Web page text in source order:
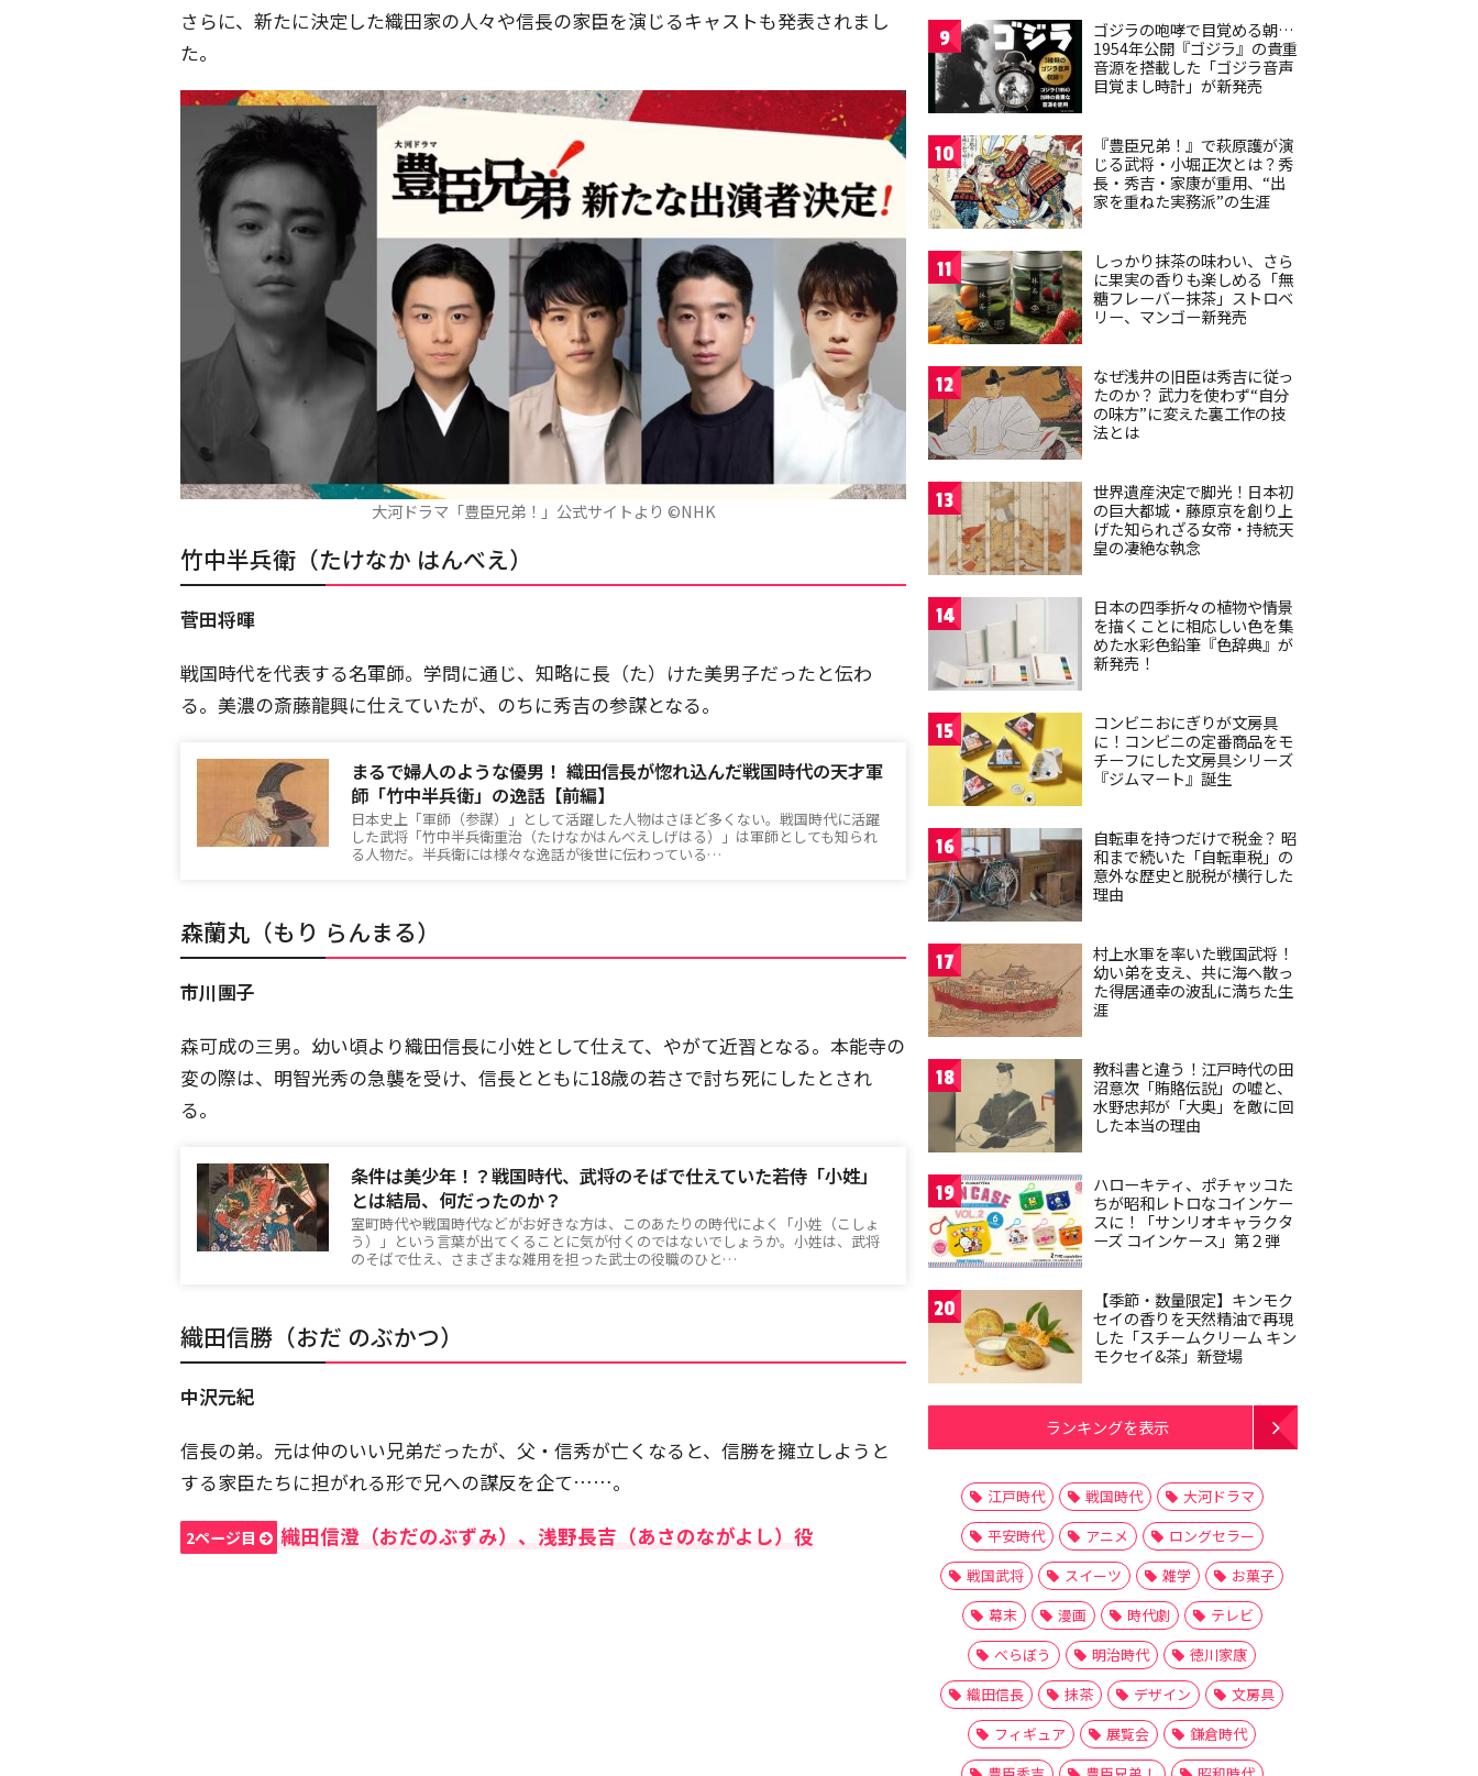
さらに、新たに決定した織田家の人々や信長の家臣を演じるキャストも発表されまし
た。
大河ドラマ「豊臣兄弟！」公式サイトより ©NHK
竹中半兵衛（たけなか はんべえ）
菅田将暉
戦国時代を代表する名軍師。学問に通じ、知略に長（た）けた美男子だったと伝わ
る。美濃の斎藤龍興に仕えていたが、のちに秀吉の参謀となる。
まるで婦人のような優男！ 織田信長が惚れ込んだ戦国時代の天才軍
師「竹中半兵衛」の逸話【前編】
日本史上「軍師（参謀）」として活躍した人物はさほど多くない。戦国時代に活躍
した武将「竹中半兵衛重治（たけなかはんべえしげはる）」は軍師としても知られ
る人物だ。半兵衛には様々な逸話が後世に伝わっている…
森蘭丸（もり らんまる）
市川團子
森可成の三男。幼い頃より織田信長に小姓として仕えて、やがて近習となる。本能寺の
変の際は、明智光秀の急襲を受け、信長とともに18歳の若さで討ち死にしたとされ
る。
条件は美少年！？戦国時代、武将のそばで仕えていた若侍「小姓」
とは結局、何だったのか？
室町時代や戦国時代などがお好きな方は、このあたりの時代によく「小姓（こしょ
う）」という言葉が出てくることに気が付くのではないでしょうか。小姓は、武将
のそばで仕え、さまざまな雑用を担った武士の役職のひと…
織田信勝（おだ のぶかつ）
中沢元紀
信長の弟。元は仲のいい兄弟だったが、父・信秀が亡くなると、信勝を擁立しようと
する家臣たちに担がれる形で兄への謀反を企て……。
2ページ目 織田信澄（おだのぶずみ）、浅野長吉（あさのながよし）役
9
ゴジラの咆哮で目覚める朝…
1954年公開『ゴジラ』の貴重
音源を搭載した「ゴジラ音声
目覚まし時計」が新発売
10
『豊臣兄弟！』で萩原護が演
じる武将・小堀正次とは？秀
長・秀吉・家康が重用、“出
家を重ねた実務派”の生涯
11
しっかり抹茶の味わい、さら
に果実の香りも楽しめる「無
糖フレーバー抹茶」ストロベ
リー、マンゴー新発売
12
なぜ浅井の旧臣は秀吉に従っ
たのか？ 武力を使わず“自分
の味方”に変えた裏工作の技
法とは
13
世界遺産決定で脚光！日本初
の巨大都城・藤原京を創り上
げた知られざる女帝・持統天
皇の凄絶な執念
14
日本の四季折々の植物や情景
を描くことに相応しい色を集
めた水彩色鉛筆『色辞典』が
新発売！
15
コンビニおにぎりが文房具
に！コンビニの定番商品をモ
チーフにした文房具シリーズ
『ジムマート』誕生
16
自転車を持つだけで税金？ 昭
和まで続いた「自転車税」の
意外な歴史と脱税が横行した
理由
17
村上水軍を率いた戦国武将！
幼い弟を支え、共に海へ散っ
た得居通幸の波乱に満ちた生
涯
18
教科書と違う！江戸時代の田
沼意次「賄賂伝説」の嘘と、
水野忠邦が「大奥」を敵に回
した本当の理由
19
ハローキティ、ポチャッコた
ちが昭和レトロなコインケー
スに！「サンリオキャラクタ
ーズ コインケース」第２弾
20
【季節・数量限定】キンモク
セイの香りを天然精油で再現
した「スチームクリーム キン
モクセイ&茶」新登場
ランキングを表示
江戸時代 戦国時代
大河ドラマ
平安時代
アニメ
ロングセラー
戦国武将
スイーツ 雑学
お菓子
幕末
漫画 時代劇
テレビ
べらぼう
明治時代
徳川家康
織田信長
抹茶 デザイン
文房具
フィギュア
展覧会
鎌倉時代